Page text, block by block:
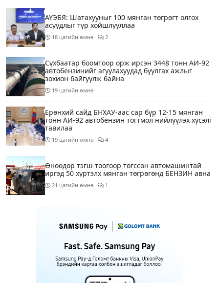
АҮЭБЯ: Шатахууныг 100 мянган төгрөгт олгох
асуудлыг түр хойшлууллаа
18 цагийн өмнө 2
Сүхбаатар боомтоор орж ирсэн 3448 тонн АИ-92
автобензинийг агуулахуудад буулгах ажлыг
зохион байгуулж байна
19 цагийн өмнө
Ерөнхий сайд БНХАУ-аас сар бүр 12-15 мянган
тонн АИ-92 автобензин тогтмол нийлүүлэх хүсэлт
тавилаа
19 цагийн өмнө 4
Өнөөдөр тэгш тоогоор төгссөн автомашинтай
иргэд 50 хүртэлх мянган төгрөгөнд БЕНЗИН авна
21 цагийн өмнө 1
Өнөөдөр” Аавуудын баяр”-ын өдөр
1 өдрийн өмнө
Улаанбаатарт 31 хэм дулаан байна
1 өдрийн өмнө